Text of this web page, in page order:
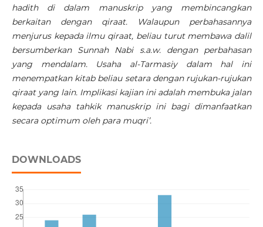
hadith di dalam manuskrip yang membincangkan
berkaitan dengan qiraat. Walaupun perbahasannya
menjurus kepada ilmu qiraat, beliau turut membawa dalil
bersumberkan Sunnah Nabi s.a.w. dengan perbahasan
yang mendalam. Usaha al-Tarmasiy dalam hal ini
menempatkan kitab beliau setara dengan rujukan-rujukan
qiraat yang lain. Implikasi kajian ini adalah membuka jalan
kepada usaha tahkik manuskrip ini bagi dimanfaatkan
secara optimum oleh para muqri’.
DOWNLOADS